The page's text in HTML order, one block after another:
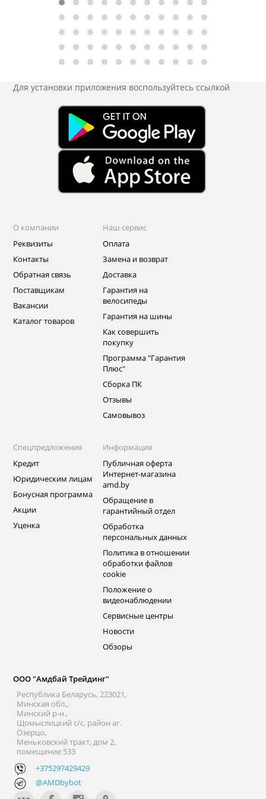
Для установки приложения воспользуйтесь ссылкой
О компании
Реквизиты
Контакты
Обратная связь
Поставщикам
Вакансии
Каталог товаров
Наш сервис
Оплата
Замена и возврат
Доставка
Гарантия на
велосипеды
Гарантия на шины
Как совершить
покупку
Программа "Гарантия
Плюс"
Сборка ПК
Отзывы
Самовывоз
Спецпредложения
Кредит
Юридическим лицам
Бонусная программа
Акции
Уценка
Информация
Публичная оферта
Интернет-магазина
amd.by
Обращение в
гарантийный отдел
Обработка
персональных данных
Политика в отношении
обработки файлов
cookie
Положение о
видеонаблюдении
Сервисные центры
Новости
Обзоры
ООО "Амдбай Трейдинг"
Республика Беларусь, 223021,
Минская обл.,
Минский р-н.,
Щомыслицкий с/с, район аг.
Озерцо,
Меньковский тракт, дом 2,
помещение 533
+375297429429
@AMDbybot